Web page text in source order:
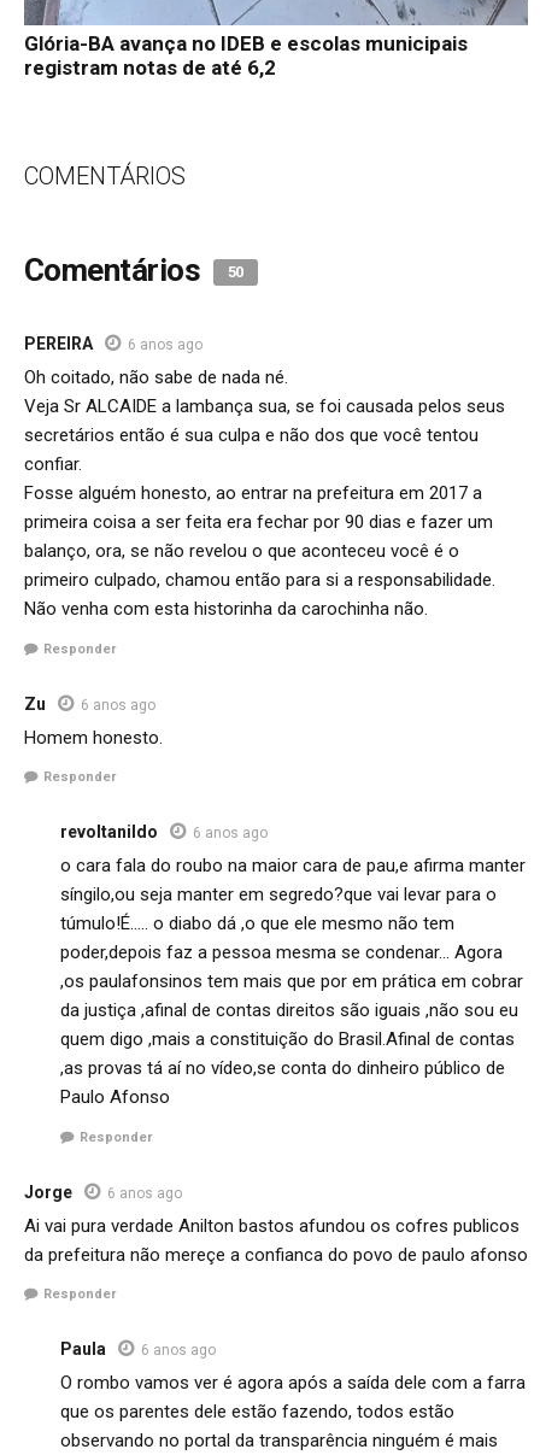
Glória-BA avança no IDEB e escolas municipais
registram notas de até 6,2
COMENTÁRIOS
Comentários 50
PEREIRA 6 anos ago
Oh coitado, não sabe de nada né.
Veja Sr ALCAIDE a lambança sua, se foi causada pelos seus
secretários então é sua culpa e não dos que você tentou
confiar.
Fosse alguém honesto, ao entrar na prefeitura em 2017 a
primeira coisa a ser feita era fechar por 90 dias e fazer um
balanço, ora, se não revelou o que aconteceu você é o
primeiro culpado, chamou então para si a responsabilidade.
Não venha com esta historinha da carochinha não.
Responder
Zu 6 anos ago
Homem honesto.
Responder
revoltanildo 6 anos ago
o cara fala do roubo na maior cara de pau,e afirma manter
síngilo,ou seja manter em segredo?que vai levar para o
túmulo!É….. o diabo dá ,o que ele mesmo não tem
poder,depois faz a pessoa mesma se condenar… Agora
,os paulafonsinos tem mais que por em prática em cobrar
da justiça ,afinal de contas direitos são iguais ,não sou eu
quem digo ,mais a constituição do Brasil.Afinal de contas
,as provas tá aí no vídeo,se conta do dinheiro público de
Paulo Afonso
Responder
Jorge 6 anos ago
Ai vai pura verdade Anilton bastos afundou os cofres publicos
da prefeitura não mereçe a confianca do povo de paulo afonso
Responder
Paula 6 anos ago
O rombo vamos ver é agora após a saída dele com a farra
que os parentes dele estão fazendo, todos estão
observando no portal da transparência ninguém é mais